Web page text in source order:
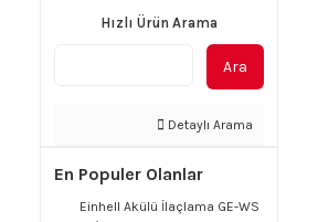
Hızlı Ürün Arama
Ara
Detaylı Arama
En Populer Olanlar
Einhell Akülü İlaçlama GE-WS